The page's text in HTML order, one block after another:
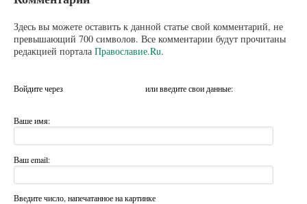
Здесь вы можете оставить к данной статье свой комментарий, не
превышающий 700 символов. Все комментарии будут прочитаны
редакцией портала Православие.Ru.
Войдите через или введите свои данные:
Ваше имя:
Ваш email:
Введите число, напечатанное на картинке